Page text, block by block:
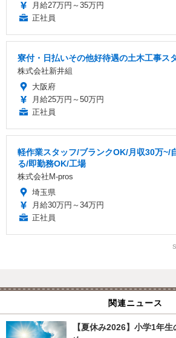
月給27万円～35万円
正社員
寮付・日払いその他好待遇の土木工事ス
株式会社新井組
大阪府
月給25万円～50万円
正社員
軽作業スタッフ/ブランクOK/月収30万~/
る/即勤務OK/工場
株式会社M-pros
埼玉県
月給30万円～34万円
正社員
関連ニュース
【夏休み2026】小学1年